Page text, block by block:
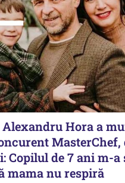
Alexandru Hora a
MasterChef,
Copilul de 7 ani m-
mama nu respiră